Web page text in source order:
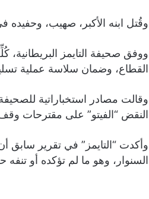
وقُتل ابنه الأكبر، صهيب، وحفيده في غارة إسرائيلية
ووفق صحيفة التايمز البريطانية،
القطاع، وضمان سلاسة عملية
وقالت مصادر استخباراتية
النقض “الفيتو” على مقترحات وقف
السنوار، وهو ما لم تؤكده أو